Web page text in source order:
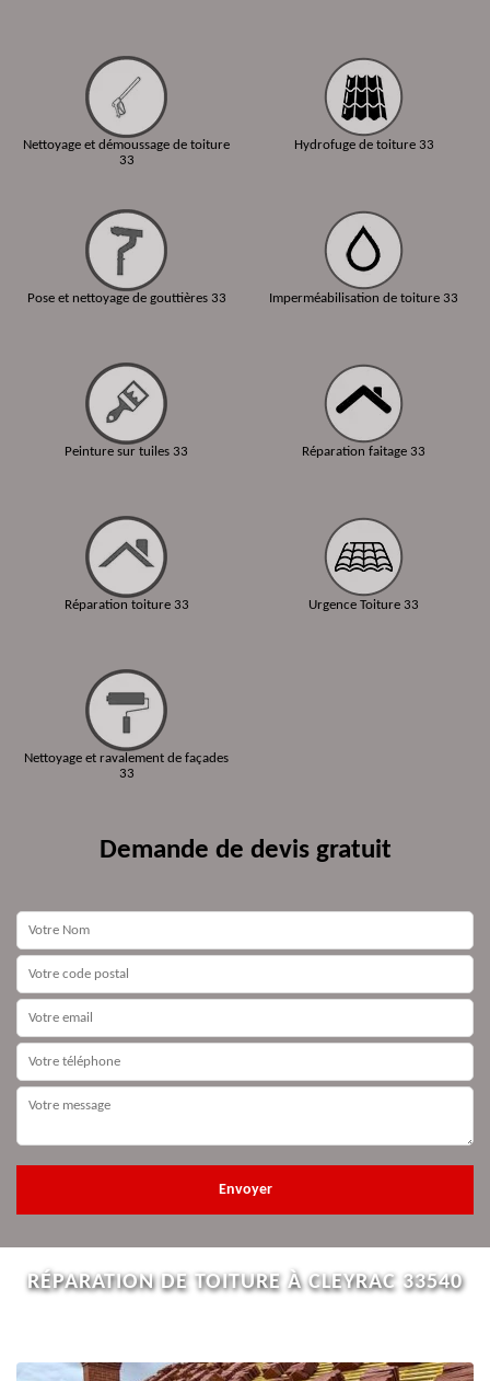
Nettoyage et démoussage de toiture
33
Pose et nettoyage de gouttières 33
Peinture sur tuiles 33
Réparation toiture 33
Nettoyage et ravalement de façades
33
Hydrofuge de toiture 33
Imperméabilisation de toiture 33
Réparation faitage 33
Urgence Toiture 33
Demande de devis gratuit
RÉPARATION DE TOITURE À CLEYRAC 33540